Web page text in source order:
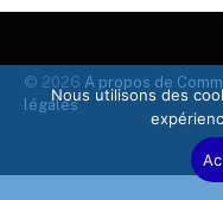
© 2026 A propos de
légalesNous utilisons des